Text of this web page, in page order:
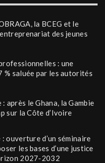
la BCEG et le
des jeunes
: une
% saluée par les autorités
après le Ghana, la Gambie
sur la Côte d’Ivoire
ouverture d’un séminaire
les bases d’une justice
2027-2032